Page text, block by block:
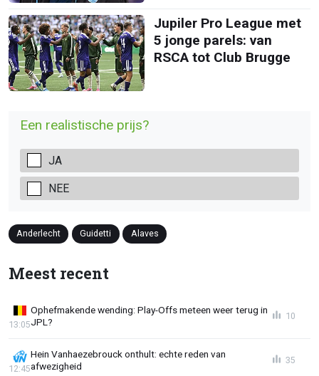
Jupiler Pro League met
5 jonge parels: van
RSCA tot Club Brugge
Een realistische prijs?
JA
NEE
Anderlecht Guidetti Alaves
Meest recent
Ophefmakende wending: Play-Offs meteen weer terug in
JPL?
13:05
10
Hein Vanhaezebrouck onthult: echte reden van
afwezigheid
12:45
35